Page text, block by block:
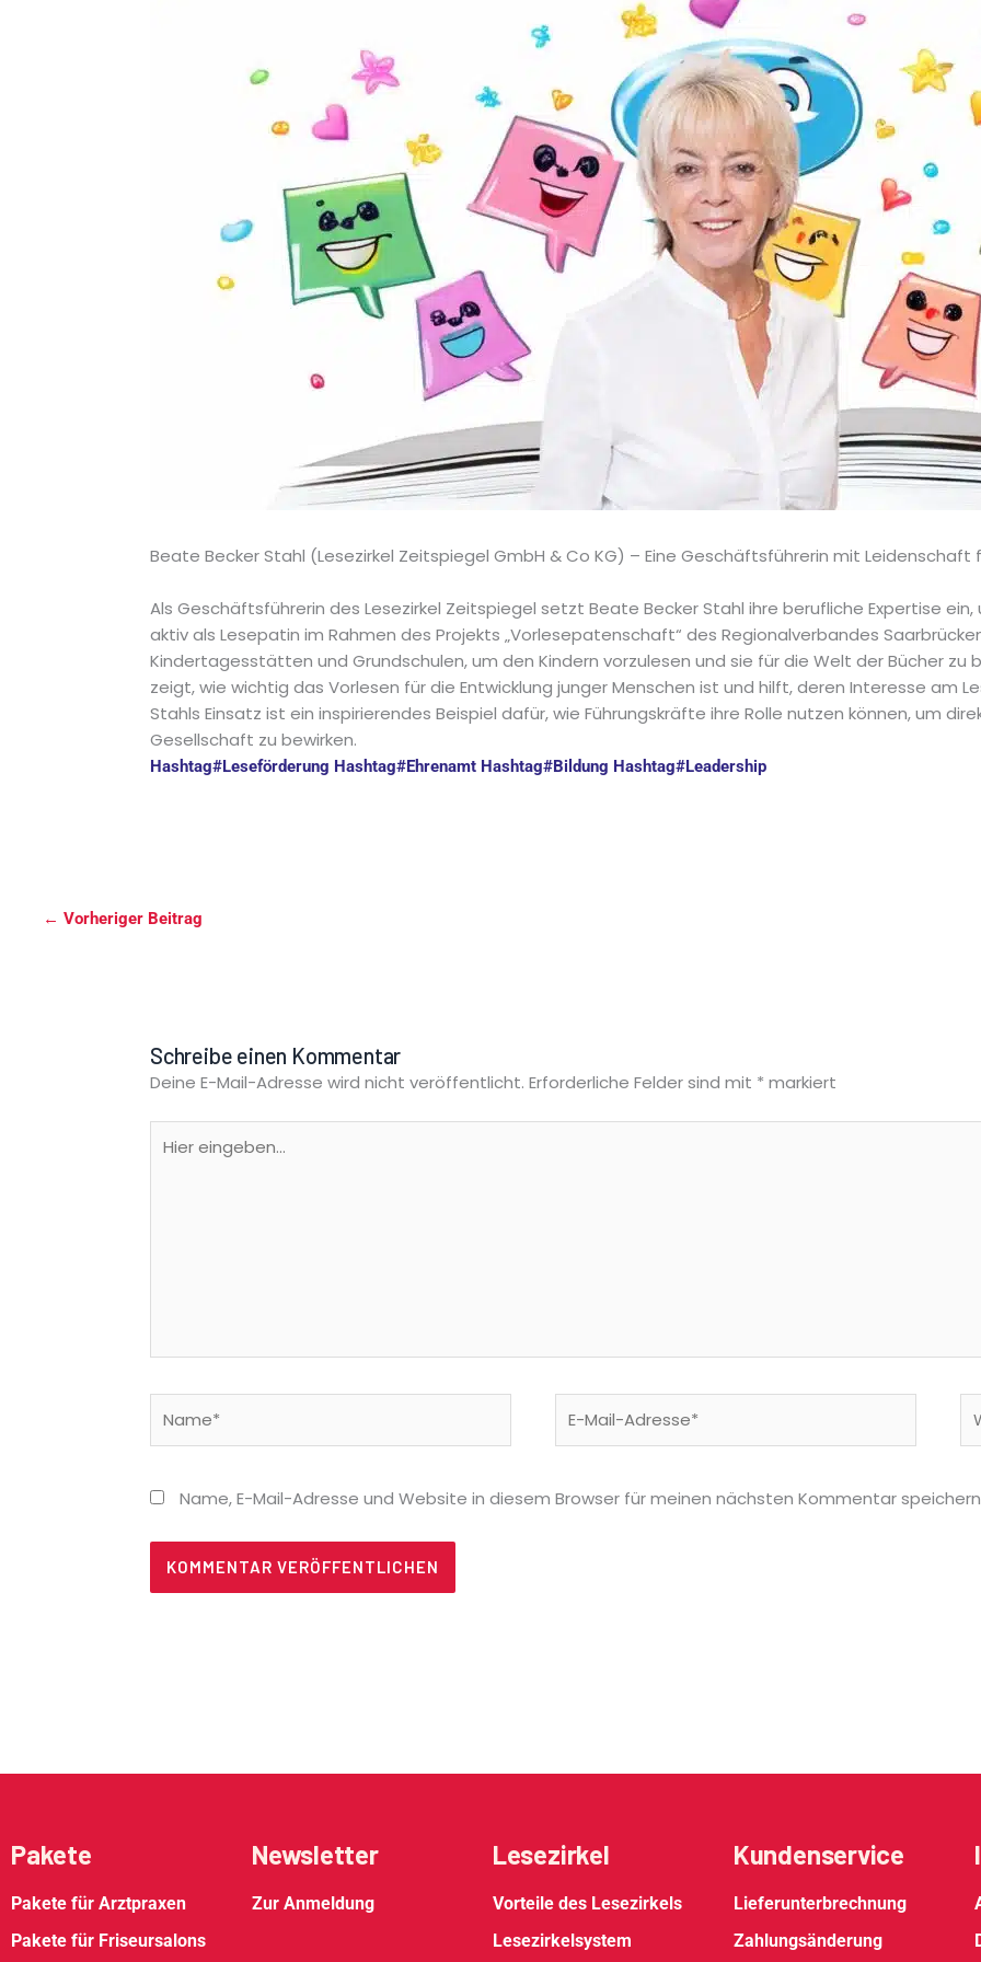
Beate Becker Stahl (Lesezirkel Zeitspiegel GmbH & Co KG) – Eine Geschäftsführerin mit Leidenschaft
Als Geschäftsführerin des Lesezirkel Zeitspiegel setzt Beate Becker Stahl ihre berufliche Expertise
aktiv als Lesepatin im Rahmen des Projekts „Vorlesepatenschaft“ des Regionalverbandes
Kindertagesstätten und Grundschulen, um den Kindern vorzulesen und sie für die Welt der Bücher zu
zeigt, wie wichtig das Vorlesen für die Entwicklung junger Menschen ist und hilft, deren Interesse am
Stahls Einsatz ist ein inspirierendes Beispiel dafür, wie Führungskräfte ihre Rolle nutzen können, um
Gesellschaft zu bewirken.
Hashtag#Leseförderung Hashtag#Ehrenamt Hashtag#Bildung Hashtag#Leadership
← Vorheriger Beitrag
Schreibe einen Kommentar
Deine E-Mail-Adresse wird nicht veröffentlicht. Erforderliche Felder sind mit * markiert
eingeben…
Mail-
Name, E-Mail-Adresse und Website in diesem Browser für meinen nächsten Kommentar
Pakete
Pakete für Arztpraxen
Pakete für Friseursalons
Newsletter
Zur Anmeldung
Lesezirkel
Vorteile des Lesezirkels
Lesezirkelsystem
Kundenservice
Lieferunterbrechnung
Zahlungsänderung